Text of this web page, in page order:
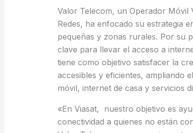
Valor Telecom, un Operador
Redes, ha enfocado su estrategia
pequeñas y zonas rurales. Por su
clave para llevar el acceso a
tiene como objetivo satisfacer la
accesibles y eficientes, ampliando
móvil, internet de casa y servicios
«En Viasat, nuestro objetivo es
conectividad a quienes no están